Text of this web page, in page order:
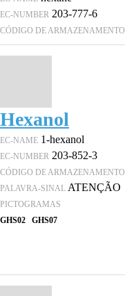
EC-NUMBER 203-777-6
CÓDIGO DE ARMAZENAMENTO
Hexanol
EC-NAME 1-hexanol
EC-NUMBER 203-852-3
CÓDIGO DE ARMAZENAMENTO
PALAVRA-SINAL ATENÇÃO
PICTOGRAMAS
GHS02
GHS07